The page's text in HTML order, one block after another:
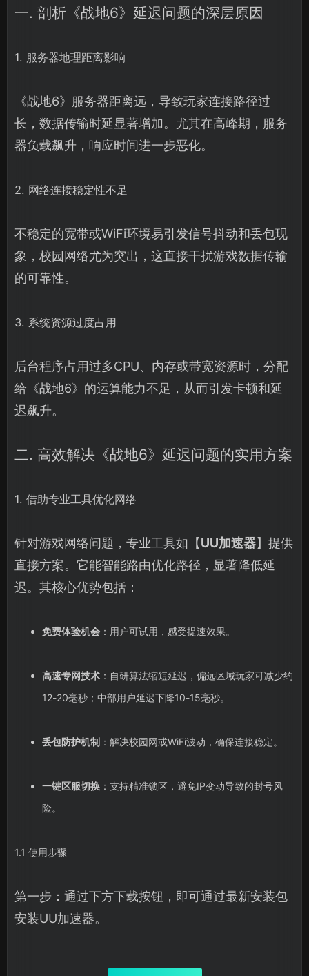
一. 剖析《战地6》延迟问题的深层原因
1. 服务器地理距离影响
《战地6》服务器距离远，导致玩家连接路径过
长，数据传输时延显著增加。尤其在高峰期，服务
器负载飙升，响应时间进一步恶化。
2. 网络连接稳定性不足
不稳定的宽带或WiFi环境易引发信号抖动和丢包现
象，校园网络尤为突出，这直接干扰游戏数据传输
的可靠性。
3. 系统资源过度占用
后台程序占用过多CPU、内存或带宽资源时，分配
给《战地6》的运算能力不足，从而引发卡顿和延
迟飙升。
二. 高效解决《战地6》延迟问题的实用方案
1. 借助专业工具优化网络
针对游戏网络问题，专业工具如【UU加速器】提供
直接方案。它能智能路由优化路径，显著降低延
迟。其核心优势包括：
免费体验机会：用户可试用，感受提速效果。
高速专网技术：自研算法缩短延迟，偏远区域玩家可减少约
12-20毫秒；中部用户延迟下降10-15毫秒。
丢包防护机制 ：解决校园网或WiFi波动，确保连接稳定。
一键区服切换：支持精准锁区，避免IP变动导致的封号风
险。
1.1 使用步骤
第一步：通过下方下载按钮，即可通过最新安装包
安装UU加速器。